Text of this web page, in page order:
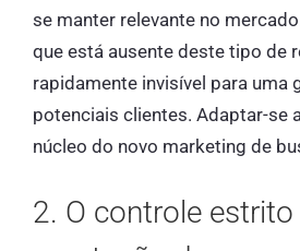
se manter relevante no
que está ausente deste tipo de
rapidamente invisível para uma
potenciais clientes. Adaptar-se
núcleo do novo marketing de
2. O controle estrito